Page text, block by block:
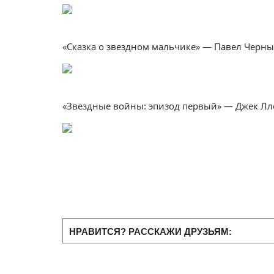
«Сказка о звездном мальчике» — Павел
«Звездные войны: эпизод первый» — Джек
НРАВИТСЯ? РАССКАЖИ ДРУЗЬЯМ: